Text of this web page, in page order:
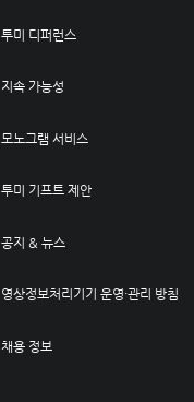
투미 디퍼런스
지속 가능성
모노그램 서비스
투미 기프트 제안
공지 & 뉴스
영상정보처리기기 운영·관리 방침
채용 정보